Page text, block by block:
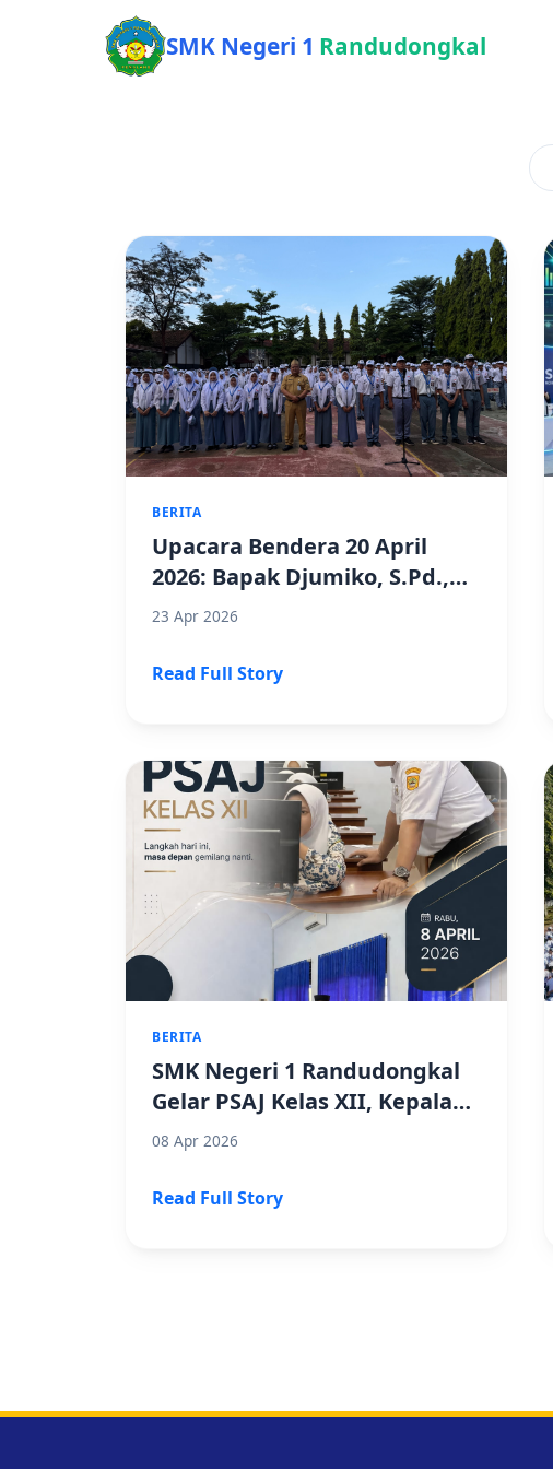
SMK Negeri 1 Randudongkal
BERITA
Upacara Bendera 20 April
2026: Bapak Djumiko, S.Pd.,
M.Si. Lepas Delegasi FLS2N
23 Apr 2026
Read Full Story
BERITA
SMK Negeri 1 Randudongkal
Gelar PSAJ Kelas XII, Kepala
Sekolah Pastikan Kelancaran
08 Apr 2026
Read Full Story